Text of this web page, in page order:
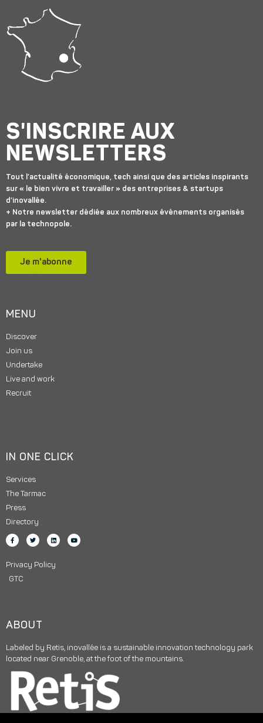
S'INSCRIRE AUX
NEWSLETTERS
Tout l’actualité économique, tech ainsi que des articles inspirants
sur « le bien vivre et travailler » des entreprises & startups
d’inovallée.
+ Notre newsletter dédiée aux nombreux événements organisés
par la technopole.
Je m'abonne
MENU
Discover
Join us
Undertake
Live and work
Recruit
IN ONE CLICK
Services
The Tarmac
Press
Directory
Privacy Policy
GTC
ABOUT
Labeled by Retis, inovallée is a sustainable innovation technology park
located near Grenoble, at the foot of the mountains.